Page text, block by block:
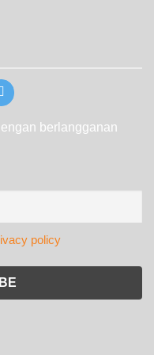
berlangganan
policy